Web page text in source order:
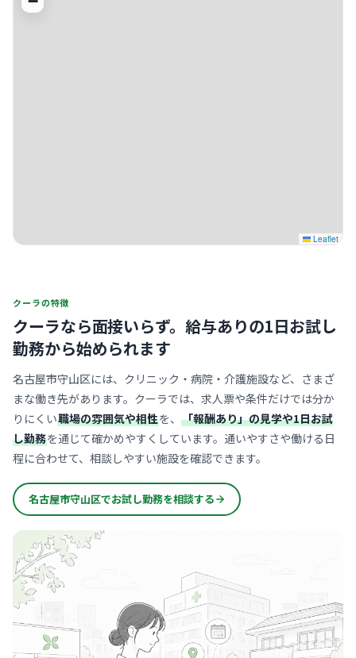
Leaflet
クーラの特徴
クーラなら面接いらず。 給与ありの1日お試し
勤務から始められます
名古屋市守山区には、クリニック・病院・介護施設など、さまざ
まな働き先があります。クーラでは、求人票や条件だけでは分か
りにくい職場の雰囲気や相性を、 「報酬あり」の見学や1日お試
し勤務を通じて確かめやすくしています。通いやすさや働ける日
程に合わせて、相談しやすい施設を確認できます。
名古屋市守山区でお試し勤務を相談する